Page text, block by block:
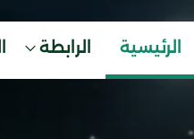
الرئيسية الرابطة